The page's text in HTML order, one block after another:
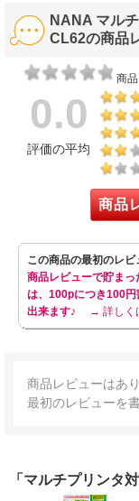
NANA マル
CL62の商品
商
0.0
評価の平均
商品
この商品の最初のレ
商品レビューで貯まっ
は、100pにつき100
出来ます♪
→ 詳しく
商品レビューはあり
最初のレビューを
「マルチプリンタ